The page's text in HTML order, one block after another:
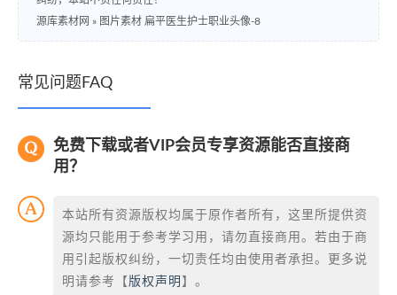
源库素材网 » 图片素材 扁平医生护士职业头像-8
常见问题FAQ
免费下载或者VIP会员专享资源能否直接商
用？
本站所有资源版权均属于原作者所有，这里所提供资
源均只能用于参考学习用，请勿直接商用。若由于商
用引起版权纠纷，一切责任均由使用者承担。更多说
明请参考【 版权声明 】。